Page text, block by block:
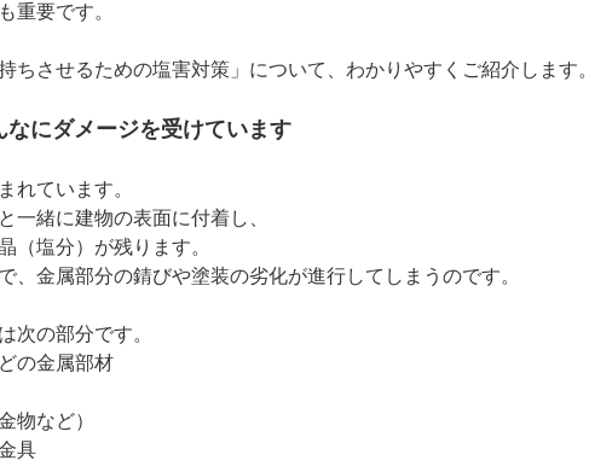
重要です。
ちさせるための塩害対策」について、わかりやすくご紹介します。
にダメージを受けています
れています。
一緒に建物の表面に付着し、
（塩分）が残ります。
、金属部分の錆びや塗装の劣化が進行してしまうのです。
次の部分です。
の金属部材
物など）
具